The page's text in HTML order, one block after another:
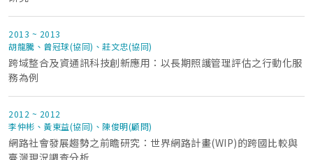
2013 ~ 2013
胡龍騰、曾冠球(協同)、莊文忠(協同)
跨域整合及資通訊科技創新應用：以長期照護管理評估之行動化服
務為例
2012 ~ 2012
李仲彬、黃東益(協同)、陳俊明(顧問)
網路社會發展趨勢之前瞻研究：世界網路計畫(WIP)的跨國比較與
臺灣現況調查分析